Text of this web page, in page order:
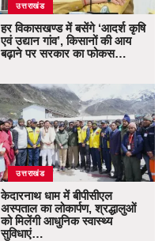
उत्तराखंड
हर विकासखण्ड में बसेंगे ‘आदर्श कृषि
एवं उद्यान गांव’, किसानों की आय
बढ़ाने पर सरकार का फोकस…
उत्तराखंड
केदारनाथ धाम में बीपीसीएल
अस्पताल का लोकार्पण, श्रद्धालुओं
को मिलेंगी आधुनिक स्वास्थ्य
सुविधाएं…